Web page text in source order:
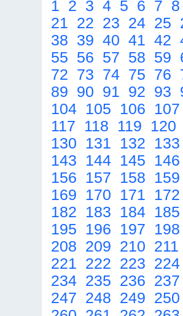
1 2 3 4 5 6 7
21 22 23 24 25
38 39 40 41 42
55 56 57 58 59
72 73 74 75 76
89 90 91 92 93
104 105 106
117
118 119
120
130
131 132
143
144 145
156
157 158
169
170 171
182
183 184
195
196 197
208 209 210 211
221 222 223
234 235 236
247 248 249